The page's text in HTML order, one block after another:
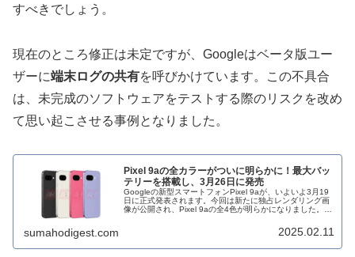
すべきでしょう。
現在のところ修正は未定ですが、Googleはベータ版ユー
ザーに端末ログの共有を呼びかけています。この不具合
は、未完成のソフトウェアをテストする際のリスクを改め
て思い起こさせる事例となりました。
Pixel 9aの全カラーがついに明らかに！最大バッ
テリーを搭載し、3月26日に発売
Googleの新型スマートフォンPixel 9aが、いよいよ3月19
日に正式発表されます。今回は新たに独占レンダリング画
像が公開され、Pixel 9aの全4色が明らかになりました。ま
sumahodigest.com 2025.02.11